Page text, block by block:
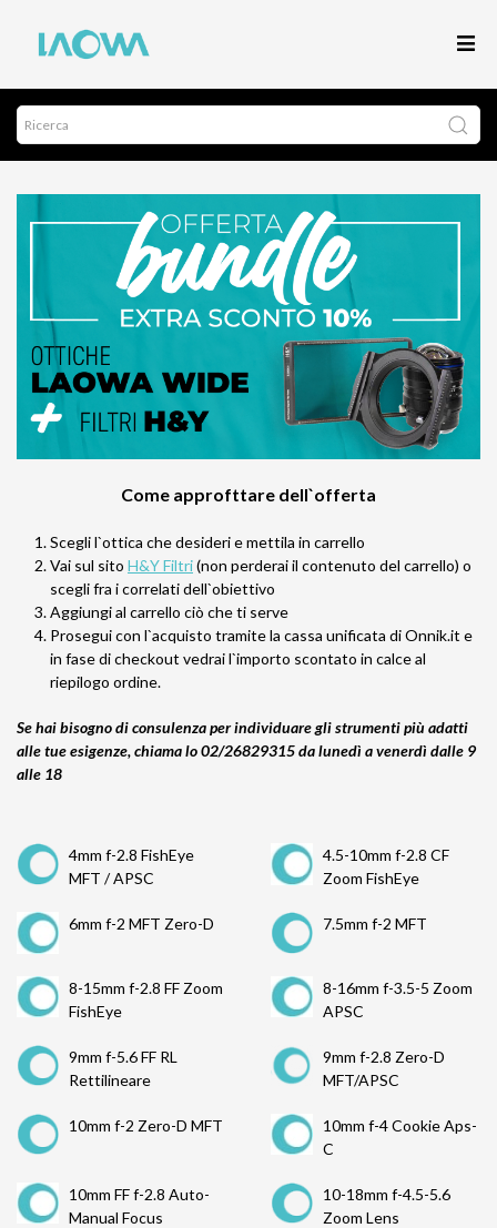
Come approfttare dell`offerta
Scegli l`ottica che desideri e mettila in carrello
Vai sul sito H&Y Filtri(non perderai il contenuto del carrello) o
scegli fra i correlati dell`obiettivo
Aggiungi al carrello ciò che ti serve
Prosegui con l`acquisto tramite la cassa unificata di Onnik.it e
in fase di checkout vedrai l`importo scontato in calce al
riepilogo ordine.
Se hai bisogno di consulenza per individuare gli strumenti più adatti
alle tue esigenze,chiama lo 02/26829315 da lunedì a venerdì dalle 9
alle 18
4mm f-2.8 FishEye
MFT / APSC
4.5-10mm f-2.8 CF
Zoom FishEye
6mm f-2 MFT Zero-D 7.5mm f-2 MFT
8-15mm f-2.8 FF Zoom
FishEye
8-16mm f-3.5-5 Zoom
APSC
9mm f-5.6 FF RL
Rettilineare
9mm f-2.8 Zero-D
MFT/APSC
10mm f-2 Zero-D MFT
10mm f-4 Cookie Aps-
C
10mm FF f-2.8 Auto-
Manual Focus
10-18mm f-4.5-5.6
Zoom Lens